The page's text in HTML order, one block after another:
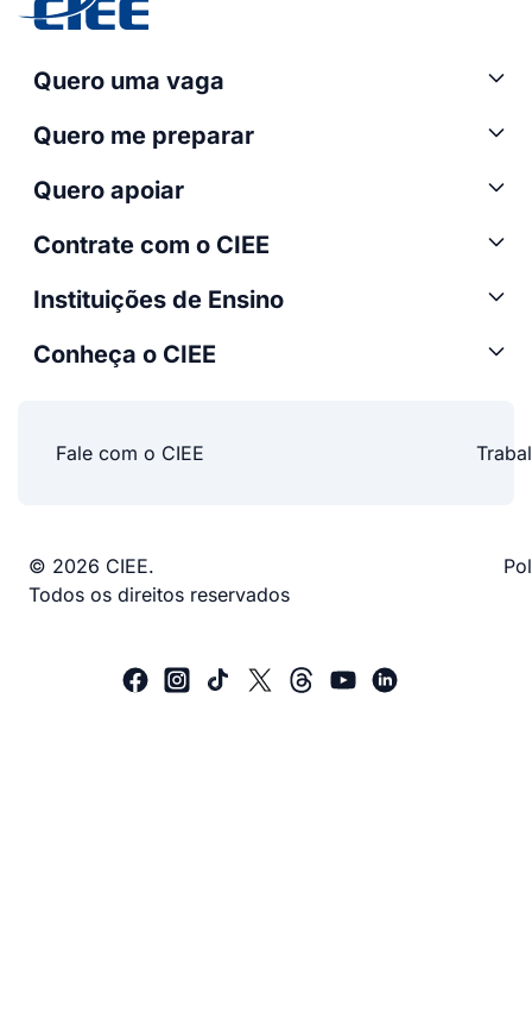
Quero uma vaga
Quero me preparar
Quero apoiar
Contrate com o CIEE
Instituições de Ensino
Conheça o CIEE
Fale com o CIEE
© 2026 CIEE.
Todos os direitos reservados